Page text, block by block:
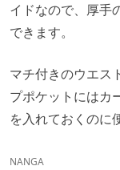
イドなので、厚手
できます。
マチ付きのウエス
プポケットにはカ
を入れておくのに
NANGA